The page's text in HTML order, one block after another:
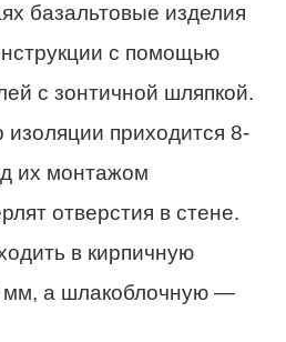
базальтовые изделия
с помощью
с зонтичной шляпкой.
приходится 8-
их монтажом
отверстия в стене.
в кирпичную
мм, а шлакоблочную —